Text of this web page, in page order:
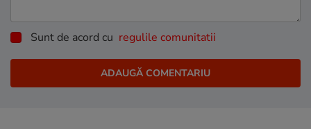
Sunt de acord cu regulile comunitatii